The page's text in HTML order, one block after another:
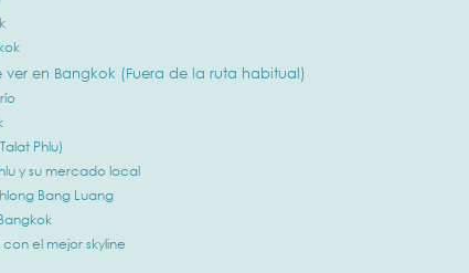
ver en Bangkok (Fuera de la ruta habitual)
Phlu)
y su mercado local
Bang Luang
el mejor skyline